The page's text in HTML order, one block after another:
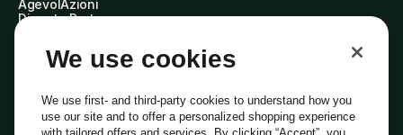
AgevolAzioni
Diventa Partner
Everli Shoppers
About Us
Everli News
Domande frequenti
Lavora con noi
We use cookies
We use first- and third-party cookies to understand how you
use our site and to offer a personalized shopping experience